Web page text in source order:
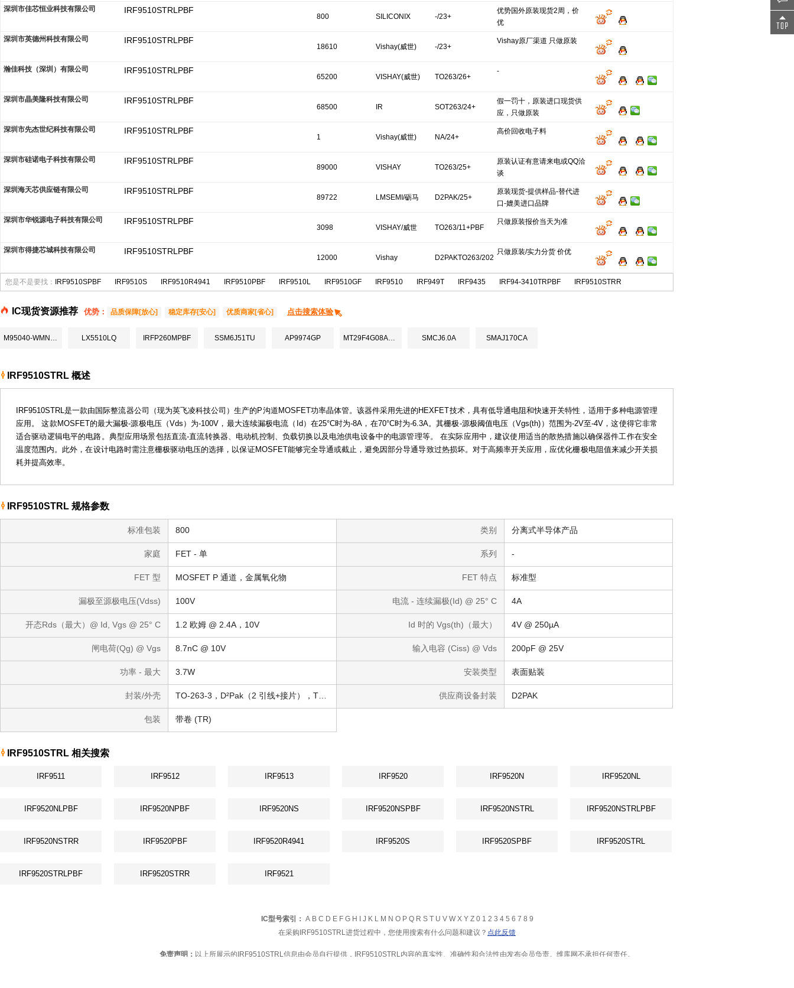
深圳市佳芯恒业科技有限公司 IRF9510STRLPBF
800 SILICONIX
(VISHAY)
-/23+
优势国外原装现货2周，价
优
深圳市英德州科技有限公司
IRF9510STRLPBF
18610 Vishay(威世) -/23+
Vishay原厂渠道 只做原装
瀚佳科技（深圳）有限公司 IRF9510STRLPBF
65200 VISHAY(威世) TO263/26+
-
深圳市晶美隆科技有限公司 IRF9510STRLPBF
68500 IR SOT263/24+
假一罚十，原装进口现货供
应，只做原装
深圳市先杰世纪科技有限公司
IRF9510STRLPBF
1 Vishay(威世) NA/24+
高价回收电子料
深圳市硅诺电子科技有限公司 IRF9510STRLPBF
89000 VISHAY TO263/25+
原装认证有意请来电或QQ洽
谈
深圳海天芯供应链有限公司
IRF9510STRLPBF
89722 LMSEMI/砺马 D2PAK/25+
原装现货-提供样品-替代进
口-媲美进口品牌
深圳市华锐源电子科技有限公司
IRF9510STRLPBF
3098 VISHAY/威世 TO263/11+PBF
只做原装报价当天为准
深圳市得捷芯城科技有限公司 IRF9510STRLPBF
12000 Vishay D2PAKTO263/202
只做原装/实力分货 价优
您是不是要找： IRF9510SPBF IRF9510S IRF9510R4941 IRF9510PBF IRF9510L IRF9510GF IRF9510 IRF949T IRF9435 IRF94-3410TRPBF IRF9510STRR
IC现货资源推荐 优势： 品质保障[放心] 稳定库存[安心] 优质商家[省心] 点击搜索体验
M95040-WMN6TP LX5510LQ IRFP260MPBF SSM6J51TU AP9974GP MT29F4G08ABADAWP:D SMCJ6.0A SMAJ170CA
IRF9510STRL 概述
IRF9510STRL是一款由国际整流器公司（现为英飞凌科技公司）生产的P沟道MOSFET功率晶体管。该器件采用先进的HEXFET技术，具有低导通电阻和快速开关特性，适用于多种电源管理
应用。 这款MOSFET的最大漏极-源极电压（Vds）为-100V，最大连续漏极电流（Id）在25°C时为-8A，在70°C时为-6.3A。其栅极-源极阈值电压（Vgs(th)）范围为-2V至-4V，这使得它非常
适合驱动逻辑电平的电路。典型应用场景包括直流-直流转换器、电动机控制、负载切换以及电池供电设备中的电源管理等。 在实际应用中，建议使用适当的散热措施以确保器件工作在安全
温度范围内。此外，在设计电路时需注意栅极驱动电压的选择，以保证MOSFET能够完全导通或截止，避免因部分导通导致过热损坏。对于高频率开关应用，应优化栅极电阻值来减少开关损
耗并提高效率。
IRF9510STRL 规格参数
标准包装 800 类别 分离式半导体产品
家庭 FET - 单 系列 -
FET 型 MOSFET P 通道，金属氧化物 FET 特点 标准型
漏极至源极电压(Vdss) 100V 电流 - 连续漏极(Id) @ 25° C 4A
开态Rds（最大）@ Id, Vgs @ 25° C 1.2 欧姆 @ 2.4A，10V Id 时的 Vgs(th)（最大） 4V @ 250µA
闸电荷(Qg) @ Vgs 8.7nC @ 10V 输入电容 (Ciss) @ Vds 200pF @ 25V
功率 - 最大 3.7W 安装类型 表面贴装
封装/外壳 供应商设备封装 D2PAK
包装 带卷 (TR)
IRF9510STRL 相关搜索
IRF9511 IRF9512 IRF9513 IRF9520 IRF9520N IRF9520NL
IRF9520NLPBF IRF9520NPBF IRF9520NS IRF9520NSPBF IRF9520NSTRL IRF9520NSTRLPBF
IRF9520NSTRR IRF9520PBF IRF9520R4941 IRF9520S IRF9520SPBF IRF9520STRL
IRF9520STRLPBF IRF9520STRR IRF9521
IC型号索引： A B C D E F G H J K L M N O P Q R S T U V W X Y Z 0 1 2 3 4 5 6 7 8 9
在采购IRF9510STRL进货过程中，您使用搜索有什么问题和建议？ 点此反馈
免责声明： 以上所展示的IRF9510STRL信息由会员自行提供，IRF9510STRL内容的真实性、准确性和合法性由发布会员负责。维库网不承担任何责任。